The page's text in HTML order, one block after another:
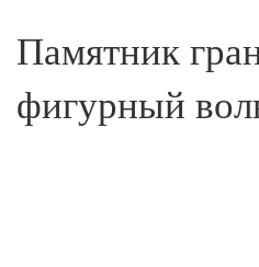
Памятник
фигурный